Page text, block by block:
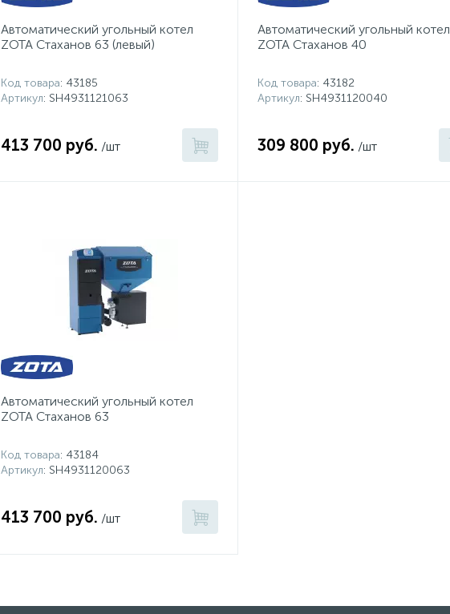
Автоматичеcкий угольный котел
ZOTA Стаханов 63 (левый)
Код товара: 43185
Артикул: SH4931121063
413 700 руб. /шт
Автоматичеcкий угольный котел
ZOTA Стаханов 40
Код товара: 43182
Артикул: SH4931120040
309 800 руб. /шт
Автоматичеcкий угольный котел
ZOTA Стаханов 63
Код товара: 43184
Артикул: SH4931120063
413 700 руб. /шт